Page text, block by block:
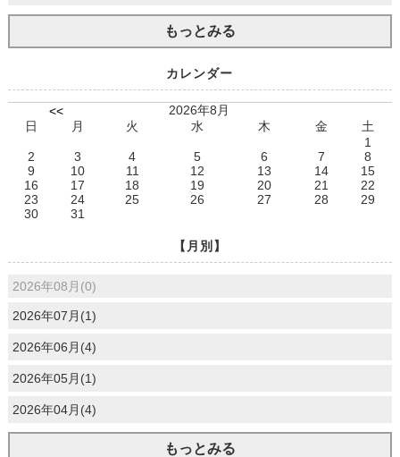
もっとみる
カレンダー
<<
2026年8月
日
月 火 水 木 金
土
1
2
3 4 5 6 7
8
9
10 11 12 13 14
15
16
17 18 19 20 21
22
23
24 25 26 27 28
29
30
31
【月別】
2026年08月(0)
2026年07月(1)
2026年06月(4)
2026年05月(1)
2026年04月(4)
もっとみる